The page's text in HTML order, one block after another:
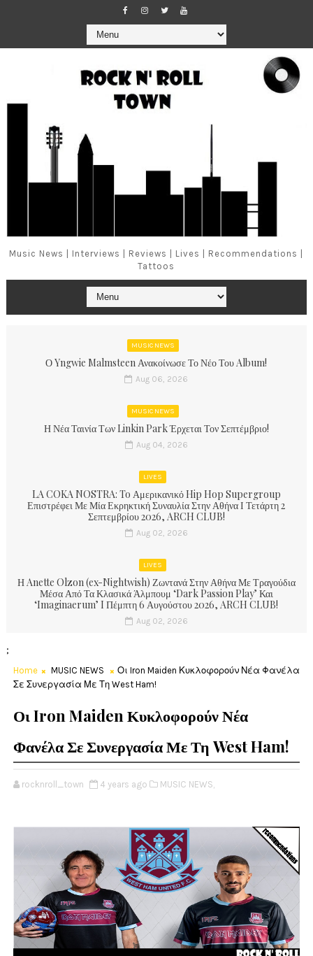
Music News | Interviews | Reviews | Lives | Recommendations |
Tattoos
MUSIC NEWS
Ο Yngwie Malmsteen Ανακοίνωσε Το Νέο Του Album!
Aug 06, 2026
MUSIC NEWS
Η Νέα Ταινία Των Linkin Park Έρχεται Τον Σεπτέμβριο!
Aug 04, 2026
LIVES
LA COKA NOSTRA: To Αμερικανικό Hip Hop Supergroup
Επιστρέφει Με Μία Εκρηκτική Συναυλία Στην Αθήνα Ι Τετάρτη 2
Σεπτεμβρίου 2026, ARCH CLUB!
Aug 02, 2026
LIVES
Η Anette Olzon (ex-Nightwish) Ζωντανά Στην Αθήνα Με Τραγούδια
Μέσα Από Τα Κλασικά Άλμπουμ ‘Dark Passion Play’ Και
‘Imaginaerum’ I Πέμπτη 6 Αυγούστου 2026, ARCH CLUB!
Aug 02, 2026
;
Home MUSIC NEWS
Οι Iron Maiden Κυκλοφορούν Νέα Φανέλα
Σε Συνεργασία Με Τη West Ham!
Οι Iron Maiden Κυκλοφορούν Νέα
Φανέλα Σε Συνεργασία Με Τη West Ham!
rocknroll_town 4 years ago MUSIC NEWS,